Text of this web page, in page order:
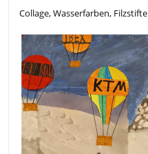
Collage, Wasserfarben, Filzstifte